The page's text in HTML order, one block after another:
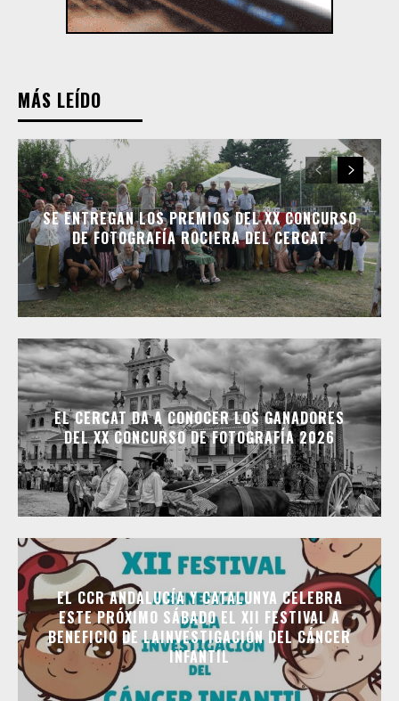
MÁS LEÍDO
SE ENTREGAN LOS PREMIOS DEL XX CONCURSO
DE FOTOGRAFÍA ROCIERA DEL CERCAT
EL CERCAT DA A CONOCER LOS GANADORES
DEL XX CONCURSO DE FOTOGRAFÍA 2026
EL CCR ANDALUCÍA Y CATALUNYA CELEBRA
ESTE PRÓXIMO SÁBADO EL XII FESTIVAL A
BENEFICIO DE LAINVESTIGACIÓN DEL CÁNCER
INFANTIL